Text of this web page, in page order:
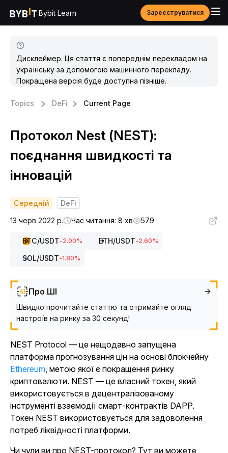
Bybit Learn Зареєструватися
Дисклеймер. Ця стаття є попереднім перекладом на
українську за допомогою машинного перекладу.
Покращена версія буде доступна пізніше.
Topics DeFi Current Page
Протокол Nest (NEST):
поєднання швидкості та
інновацій
Середній
DeFi
13 черв 2022 р.
Час читання: 8 хв 579
BTC/USDT-2.00% ETH/USDT-2.60%
SOL/USDT-1.80%
Про ШІ
Швидко прочитайте статтю та отримайте огляд
настроїв на ринку за 30 секунд!
NEST Protocol — це нещодавно запущена
платформа прогнозування цін на основі блокчейну
Ethereum, метою якої є покращення ринку
криптовалюти. NEST — це власний токен, який
використовується в децентралізованому
інструменті взаємодії смарт-контрактів DAPP.
Токен NEST використовується для задоволення
потреб ліквідності платформи.
Чи чули ви про NEST-протокол? Тут ви можете